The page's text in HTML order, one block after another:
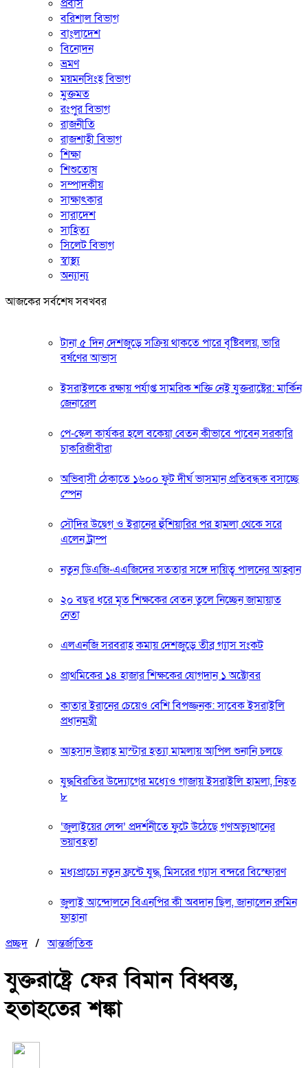
প্রবাস
বরিশাল বিভাগ
বাংলাদেশ
বিনোদন
ভ্রমণ
ময়মনসিংহ বিভাগ
মুক্তমত
রংপুর বিভাগ
রাজনীতি
রাজশাহী বিভাগ
শিক্ষা
শিশুতোষ
সম্পাদকীয়
সাক্ষাৎকার
সারাদেশ
সাহিত্য
সিলেট বিভাগ
স্বাস্থ্য
অন্যান্য
আজকের সর্বশেষ সবখবর
টানা ৫ দিন দেশজুড়ে সক্রিয় থাকতে পারে বৃষ্টিবলয়, ভারি
বর্ষণের আভাস
ইসরাইলকে রক্ষায় পর্যাপ্ত সামরিক শক্তি নেই যুক্তরাষ্ট্রের: মার্কিন
জেনারেল
পে-স্কেল কার্যকর হলে বকেয়া বেতন কীভাবে পাবেন সরকারি
চাকরিজীবীরা
অভিবাসী ঠেকাতে ১৬০০ ফুট দীর্ঘ ভাসমান প্রতিবন্ধক বসাচ্ছে
স্পেন
সৌদির উদ্বেগ ও ইরানের হুঁশিয়ারির পর হামলা থেকে সরে
এলেন ট্রাম্প
নতুন ডিএজি-এএজিদের সততার সঙ্গে দায়িত্ব পালনের আহ্বান
২০ বছর ধরে মৃত শিক্ষকের বেতন তুলে নিচ্ছেন জামায়াত
নেতা
এলএনজি সরবরাহ কমায় দেশজুড়ে তীব্র গ্যাস সংকট
প্রাথমিকের ১৪ হাজার শিক্ষকের যোগদান ১ অক্টোবর
কাতার ইরানের চেয়েও বেশি বিপজ্জনক: সাবেক ইসরাইলি
প্রধানমন্ত্রী
আহসান উল্লাহ মাস্টার হত্যা মামলায় আপিল শুনানি চলছে
যুদ্ধবিরতির উদ্যোগের মধ্যেও গাজায় ইসরাইলি হামলা, নিহত
৮
‘জুলাইয়ের লেন্স’ প্রদর্শনীতে ফুটে উঠেছে গণঅভ্যুত্থানের
ভয়াবহতা
মধ্যপ্রাচ্যে নতুন ফ্রন্টে যুদ্ধ, মিসরের গ্যাস বন্দরে বিস্ফোরণ
জুলাই আন্দোলনে বিএনপির কী অবদান ছিল, জানালেন রুমিন
ফাহানা
প্রচ্ছদ/আন্তর্জাতিক
যুক্তরাষ্ট্রে ফের বিমান বিধ্বস্ত,
হতাহতের শঙ্কা